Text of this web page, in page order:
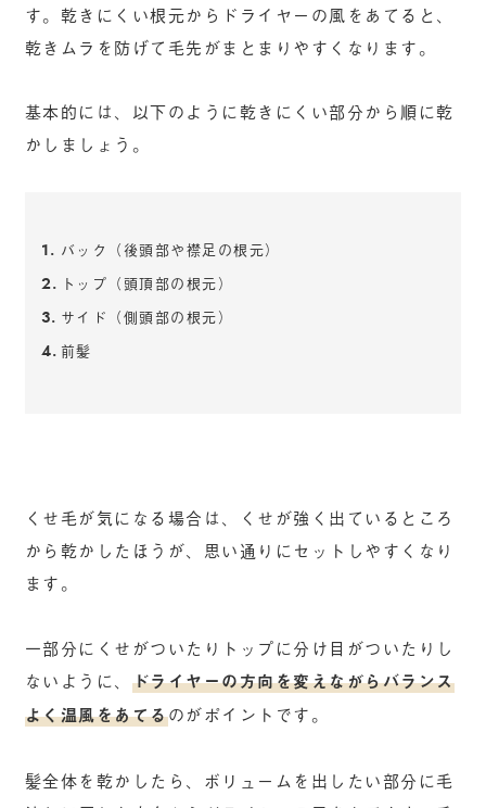
す。乾きにくい根元からドライヤーの風をあてると、
乾きムラを防げて毛先がまとまりやすくなります。
基本的には、以下のように乾きにくい部分から順に乾
かしましょう。
バック（後頭部や襟足の根元）
トップ（頭頂部の根元）
サイド（側頭部の根元）
前髪
くせ毛が気になる場合は、くせが強く出ているところ
から乾かしたほうが、思い通りにセットしやすくなり
ます。
一部分にくせがついたりトップに分け目がついたりし
ないように、 ドライヤーの方向を変えながらバランス
よく温風をあてるのがポイントです。
髪全体を乾かしたら、ボリュームを出したい部分に毛